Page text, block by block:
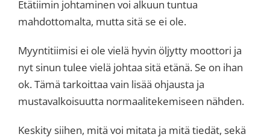
Etätiimin johtaminen voi alkuun tuntua
mahdottomalta, mutta sitä se ei ole.
Myyntitiimisi ei ole vielä hyvin öljytty moottori ja
nyt sinun tulee vielä johtaa sitä etänä. Se on ihan
ok. Tämä tarkoittaa vain lisää ohjausta ja
mustavalkoisuutta normaalitekemiseen nähden.
Keskity siihen, mitä voi mitata ja mitä tiedät, sekä